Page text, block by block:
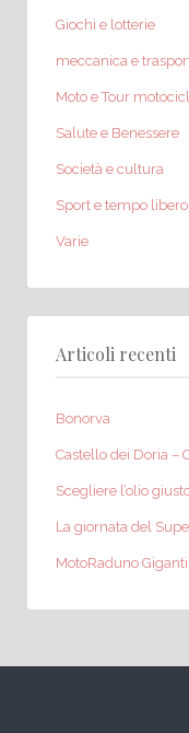
Giochi e lotterie
meccanica e
Moto e Tour
Salute e Benessere
Società e cultura
Sport e tempo libero
Varie
Articoli recenti
Bonorva
Castello dei Doria –
Scegliere l’olio
La giornata del
MotoRaduno